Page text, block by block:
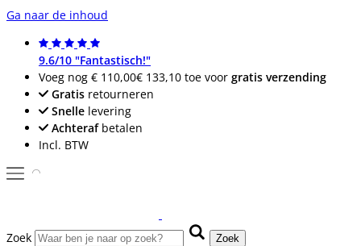
Ga naar de inhoud
9.6/10 "Fantastisch!"
Voeg nog € 110,00€ 133,10 toe voor gratis verzending
Gratis retourneren
Snelle levering
Achterafbetalen
Incl. BTW
Zoek Zoek